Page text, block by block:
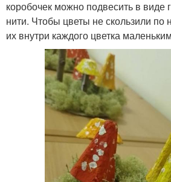
коробочек можно подвесить в виде
нити. Чтобы цветы не скользили по
их внутри каждого цветка